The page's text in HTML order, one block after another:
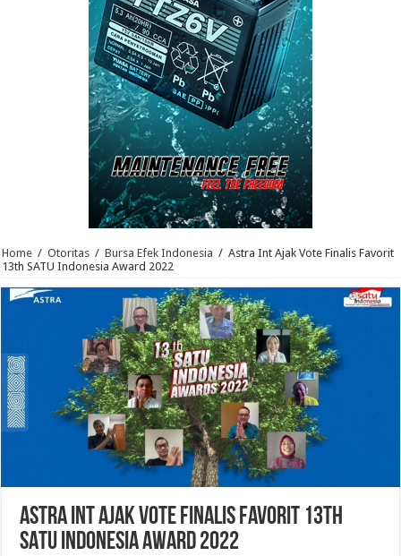
Home / Otoritas / Bursa Efek Indonesia / Astra Int Ajak Vote Finalis Favorit
13th SATU Indonesia Award 2022
Astra Int Ajak Vote Finalis Favorit 13th
SATU Indonesia Award 2022